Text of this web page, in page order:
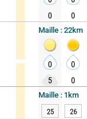
0
0
Maille : 22km
0 0
5
0
Maille : 1km
25
26